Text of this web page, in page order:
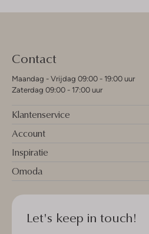
Contact
Maandag - Vrijdag 09:00 - 19:00 uur
Zaterdag 09:00 - 17:00 uur
Klantenservice
Account
Inspiratie
Omoda
Let's keep in touch!